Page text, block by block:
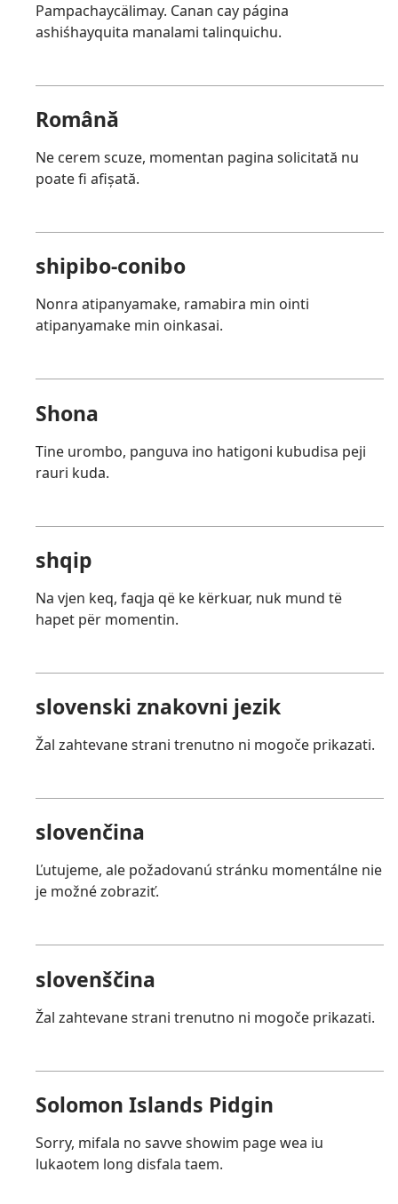
Pampachaycälimay. Canan cay página
ashiśhayquita manalami talinquichu.
Română
Ne cerem scuze, momentan pagina solicitată nu
poate fi afișată.
shipibo-conibo
Nonra atipanyamake, ramabira min ointi
atipanyamake min oinkasai.
Shona
Tine urombo, panguva ino hatigoni kubudisa peji
rauri kuda.
shqip
Na vjen keq, faqja që ke kërkuar, nuk mund të
hapet për momentin.
slovenski znakovni jezik
Žal zahtevane strani trenutno ni mogoče prikazati.
slovenčina
Ľutujeme, ale požadovanú stránku momentálne nie
je možné zobraziť.
slovenščina
Žal zahtevane strani trenutno ni mogoče prikazati.
Solomon Islands Pidgin
Sorry, mifala no savve showim page wea iu
lukaotem long disfala taem.